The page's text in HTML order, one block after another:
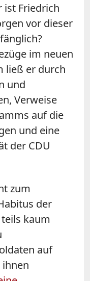
ist Friedrich
vor dieser
im neuen
ließ er durch
und
Verweise
auf die
und eine
der CDU
zum
der
kaum
auf
ihnen